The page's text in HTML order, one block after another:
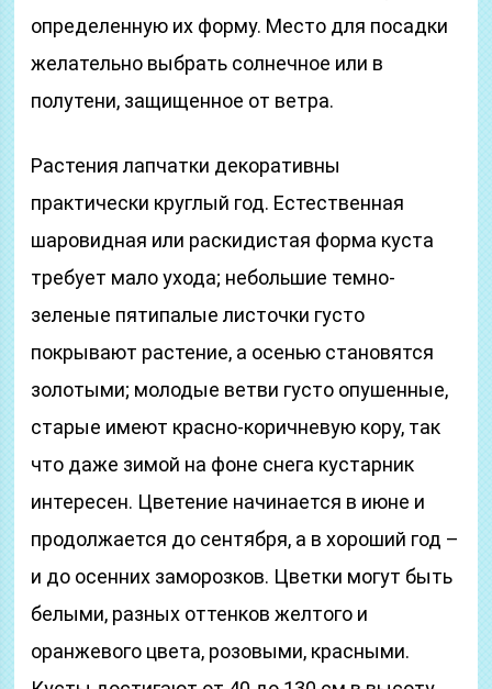
определенную их форму. Место для посадки
желательно выбрать солнечное или в
полутени, защищенное от ветра.
Растения лапчатки декоративны
практически круглый год. Естественная
шаровидная или раскидистая форма куста
требует мало ухода; небольшие темно-
зеленые пятипалые листочки густо
покрывают растение, а осенью становятся
золотыми; молодые ветви густо опушенные,
старые имеют красно-коричневую кору, так
что даже зимой на фоне снега кустарник
интересен. Цветение начинается в июне и
продолжается до сентября, а в хороший год –
и до осенних заморозков. Цветки могут быть
белыми, разных оттенков желтого и
оранжевого цвета, розовыми, красными.